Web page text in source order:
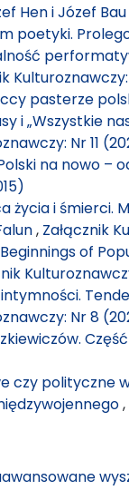
Hen i Józef Bau
poetyki.
pasterze
i „Wszystkie
Nr 11
na nowo –
życia i śmierci.
, Załącznik
of
Nr 8
czy polityczne
,